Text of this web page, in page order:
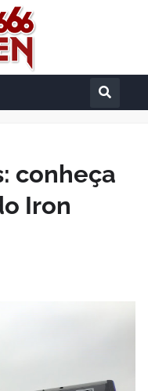
conheça
Iron